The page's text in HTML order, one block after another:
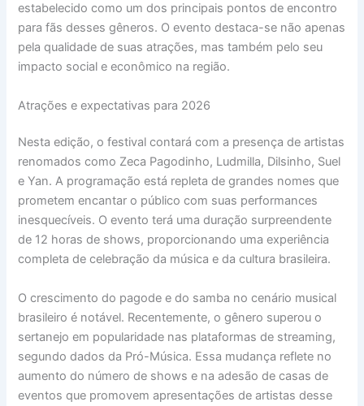
estabelecido como um dos principais pontos de encontro
para fãs desses gêneros. O evento destaca-se não apenas
pela qualidade de suas atrações, mas também pelo seu
impacto social e econômico na região.
Atrações e expectativas para 2026
Nesta edição, o festival contará com a presença de artistas
renomados como Zeca Pagodinho, Ludmilla, Dilsinho, Suel
e Yan. A programação está repleta de grandes nomes que
prometem encantar o público com suas performances
inesquecíveis. O evento terá uma duração surpreendente
de 12 horas de shows, proporcionando uma experiência
completa de celebração da música e da cultura brasileira.
O crescimento do pagode e do samba no cenário musical
brasileiro é notável. Recentemente, o gênero superou o
sertanejo em popularidade nas plataformas de streaming,
segundo dados da Pró-Música. Essa mudança reflete no
aumento do número de shows e na adesão de casas de
eventos que promovem apresentações de artistas desse